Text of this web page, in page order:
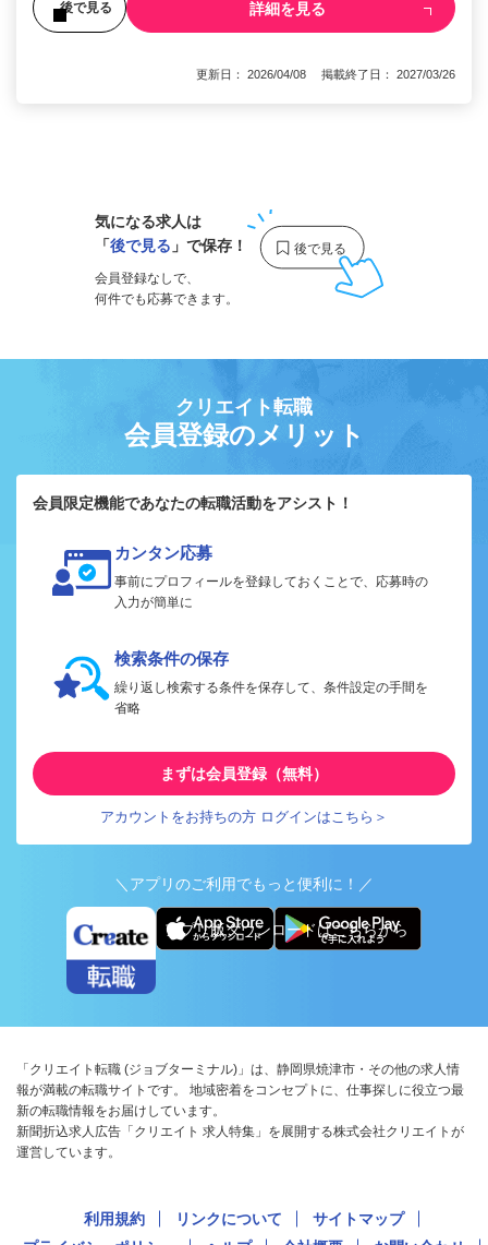
後で見る 詳細を見る
更新日： 2026/04/08 掲載終了日： 2027/03/26
気になる求人は
「後で見る 」で保存！
会員登録なしで、
何件でも応募できます。
クリエイト転職
会員登録のメリット
会員限定機能であなたの転職活動をアシスト！
カンタン応募
事前にプロフィールを登録しておくことで、応募時の
入力が簡単に
検索条件の保存
繰り返し検索する条件を保存して、条件設定の手間を
省略
まずは会員登録（無料）
アカウントをお持ちの方 ログインはこちら＞
＼アプリのご利用でもっと便利に！／
アプリ版ダウンロードはこちらから
「クリエイト転職 (ジョブターミナル)」は、静岡県焼津市・その他の求人情
報が満載の転職サイトです。 地域密着をコンセプトに、仕事探しに役立つ最
新の転職情報をお届けしています。
新聞折込求人広告「クリエイト 求人特集」を展開する株式会社クリエイトが
運営しています。
利用規約 リンクについて
サイトマップ